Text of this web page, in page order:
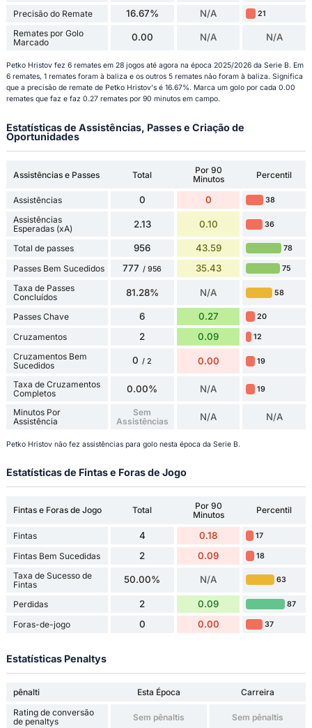
Precisão do Remate 16.67% N/A 21
Remates por Golo
Marcado
0.00 N/A N/A
Petko Hristov fez 6 remates em 28 jogos até agora na época 2025/2026 da Serie B. Em
6 remates, 1 remates foram à baliza e os outros 5 remates não foram à baliza. Significa
que a precisão de remate de Petko Hristov's é 16.67%. Marca um golo por cada 0.00
remates que faz e faz 0.27 remates por 90 minutos em campo.
Estatísticas de Assistências, Passes e Criação de
Oportunidades
Assistências e Passes Total
Por 90
Minutos
Percentil
Assistências 0 0 38
Assistências
Esperadas (xA)
2.13 0.10 36
Total de passes 956 43.59 78
Passes Bem Sucedidos 777 / 956 35.43 75
Taxa de Passes
Concluídos
81.28% N/A 58
Passes Chave 6 0.27 20
Cruzamentos 2 0.09 12
Cruzamentos Bem
Sucedidos
0 / 2 0.00 19
Taxa de Cruzamentos
Completos
0.00% N/A 19
Minutos Por
Assistência
Sem
Assistências
N/A N/A
Petko Hristov não fez assistências para golo nesta época da Serie B.
Estatísticas de Fintas e Foras de Jogo
Fintas e Foras de Jogo Total
Por 90
Minutos
Percentil
Fintas 4 0.18 17
Fintas Bem Sucedidas 2 0.09 18
Taxa de Sucesso de
Fintas
50.00% N/A 63
Perdidas 2 0.09 87
Foras-de-jogo 0 0.00 37
Estatísticas Penaltys
pênalti Esta Época
Carreira
Rating de conversão
de penaltys
Sem pênaltis Sem pênaltis